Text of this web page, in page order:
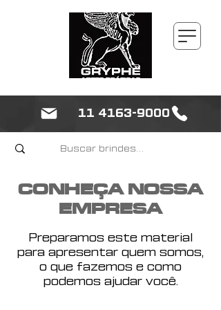
11 4163-9000
CONHEÇA NOSSA
EMPRESA
Preparamos este material
para apresentar quem somos,
o que fazemos e como
podemos ajudar você.